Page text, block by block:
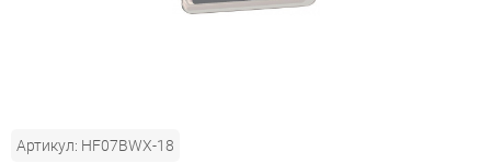
Артикул: HF07BWX-18